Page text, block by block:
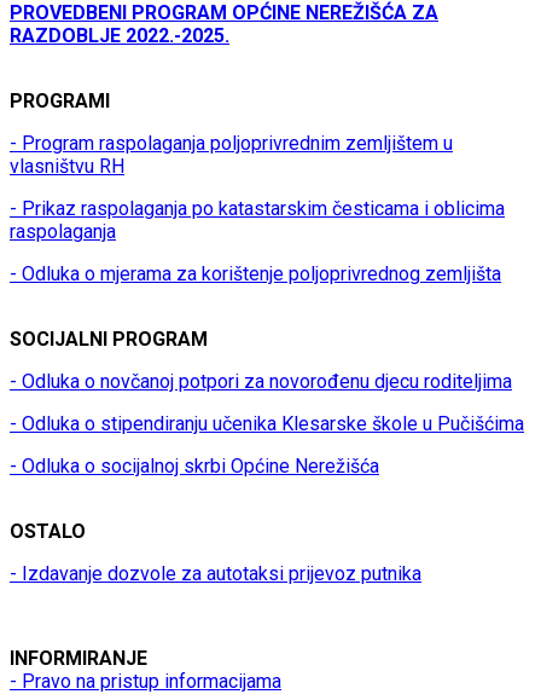
PROVEDBENI PROGRAM OPĆINE NEREŽIŠĆA ZA
RAZDOBLJE 2022.-2025.
PROGRAMI
- Program raspolaganja poljoprivrednim zemljištem u
vlasništvu RH
- Prikaz raspolaganja po katastarskim česticama i oblicima
raspolaganja
- Odluka o mjerama za korištenje poljoprivrednog zemljišta
SOCIJALNI PROGRAM
- Odluka o novčanoj potpori za novorođenu djecu roditeljima
- Odluka o stipendiranju učenika Klesarske škole u Pučišćima
- Odluka o socijalnoj skrbi Općine Nerežišća
OSTALO
- Izdavanje dozvole za autotaksi prijevoz putnika
INFORMIRANJE
- Pravo na pristup informacijama